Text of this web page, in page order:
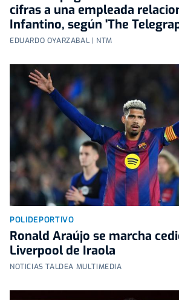
cifras a una empleada
Infantino, según 'The
EDUARDO OYARZABAL | NTM
POLIDEPORTIVO
Ronald Araújo se marcha
Liverpool de Iraola
NOTICIAS TALDEA MULTIMEDIA